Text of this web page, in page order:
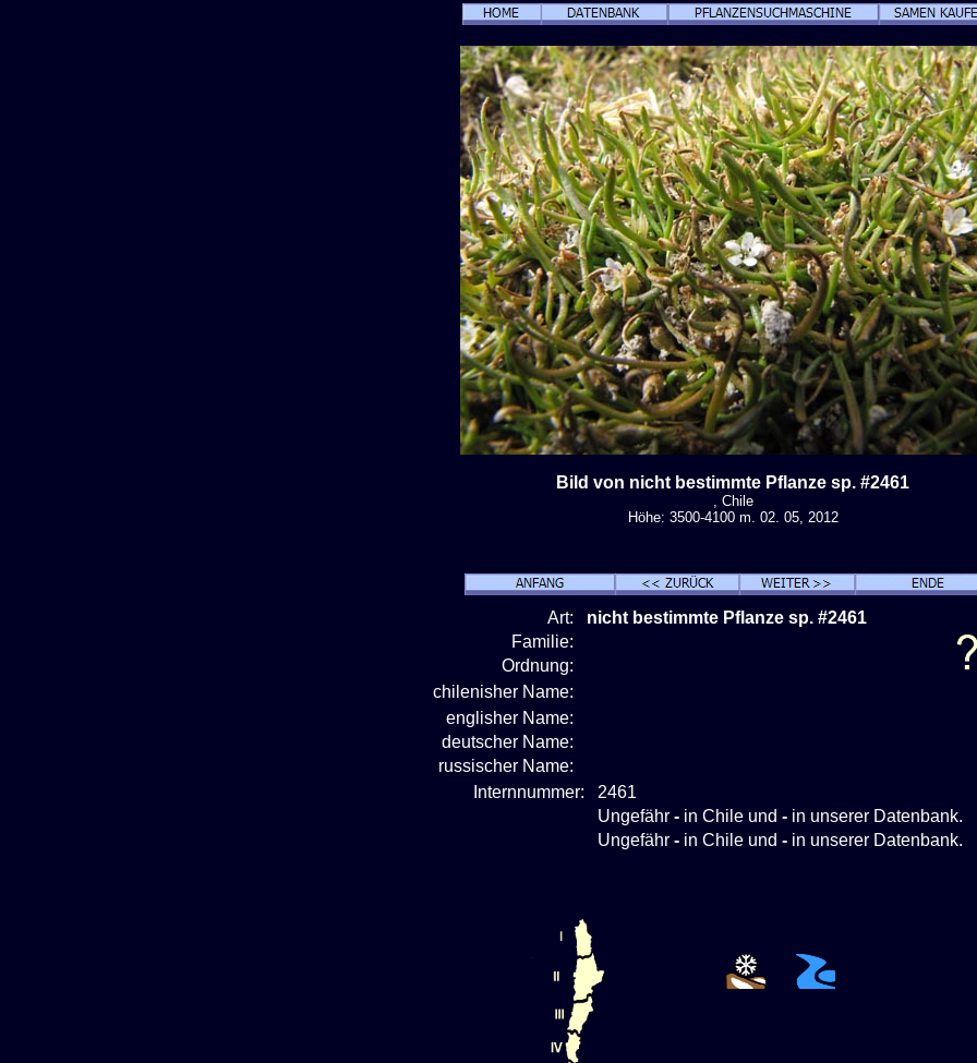
Bild von nicht bestimmte Pflanze sp. #2461
, Chile
Höhe: 3500-4100 m. 02. 05, 2012
Art:
nicht bestimmte Pflanze sp. #2461
Familie:
Ordnung:
chilenisher Name:
englisher Name:
deutscher Name:
russischer Name:
Internnummer:
2461
Ungefähr - in Chile und - in unserer Datenbank.
Ungefähr - in Chile und - in unserer Datenbank.